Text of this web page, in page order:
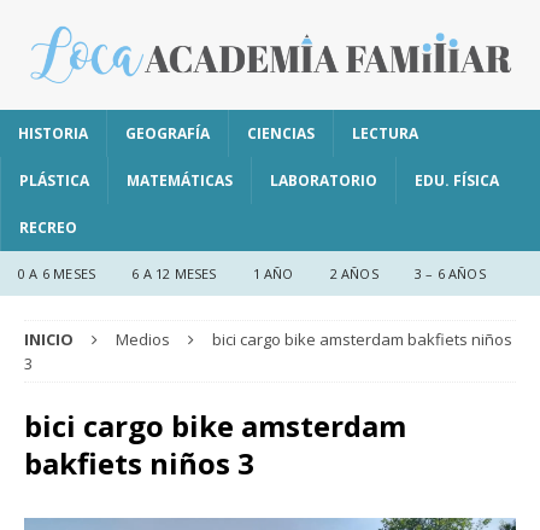
HISTORIA GEOGRAFÍA CIENCIAS LECTURA
PLÁSTICA MATEMÁTICAS LABORATORIO EDU. FÍSICA
RECREO
0 A 6 MESES 6 A 12 MESES 1 AÑO 2 AÑOS 3 – 6 AÑOS
INICIO Medios
bici cargo bike amsterdam bakfiets niños
3
bici cargo bike amsterdam
bakfiets niños 3